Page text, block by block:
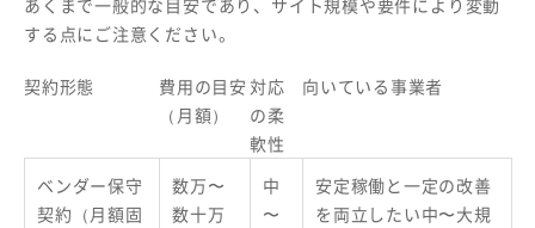
する点にご注意ください。
契約形態
費用の目安
（月額）
対応
の柔
軟性
向いている事業者
ベンダー保守
契約（月額固
数万〜
数十万
中
〜
安定稼働と一定の改善
を両立したい中〜大規